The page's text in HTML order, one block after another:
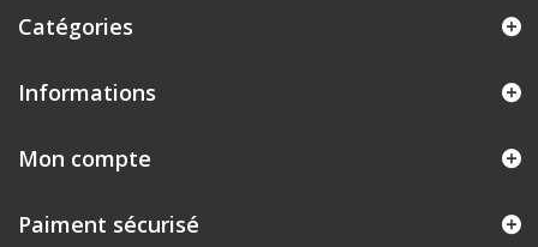
Catégories
Informations
Mon compte
Paiment sécurisé